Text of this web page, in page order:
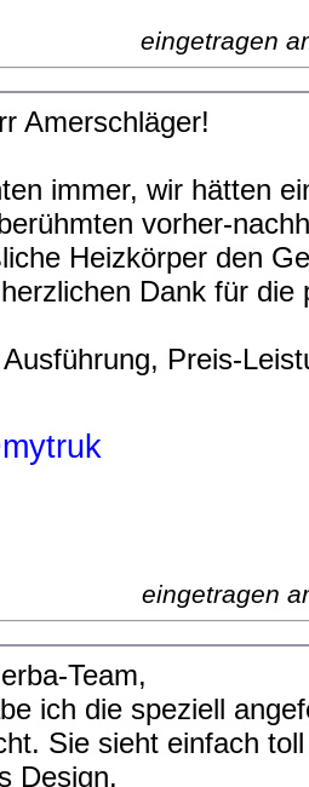
eingetragen
Amerschläger!
immer, wir hätten
vorher-
Heizkörper den
Dank für
Preis-
eingetragen
Team,
ich die speziell
Sie sieht einfach
Design.